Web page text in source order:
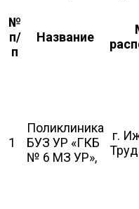
№
п/
п
Название
1
Поликлиника
БУЗ УР «ГКБ
№ 6 МЗ УР»,
г.